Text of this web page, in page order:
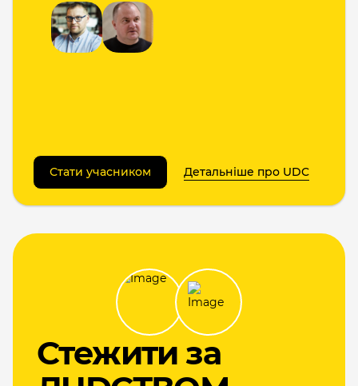
Стати учасником Детальніше про UDC
Cтежити за